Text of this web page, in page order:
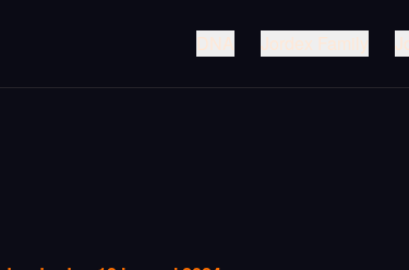
DNA Jordex Family